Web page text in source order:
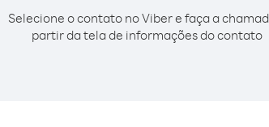
Selecione o contato no Viber e faça a
partir da tela de informações do contato